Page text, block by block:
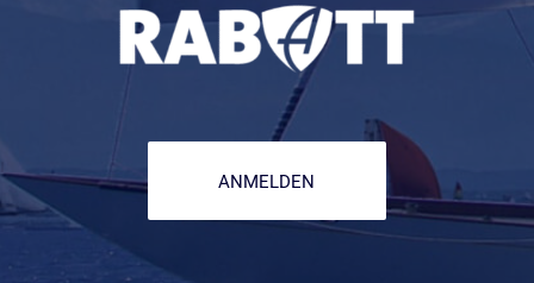
ANMELDEN